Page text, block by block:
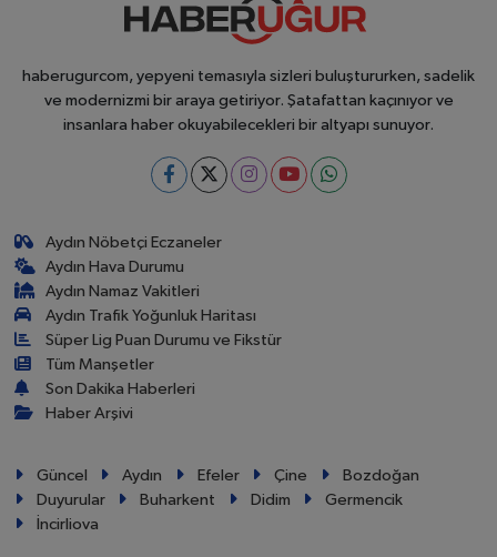
haberugurcom, yepyeni temasıyla sizleri buluştururken, sadelik
ve modernizmi bir araya getiriyor. Şatafattan kaçınıyor ve
insanlara haber okuyabilecekleri bir altyapı sunuyor.
Aydın Nöbetçi Eczaneler
Aydın Hava Durumu
Aydın Namaz Vakitleri
Aydın Trafik Yoğunluk Haritası
Süper Lig Puan Durumu ve Fikstür
Tüm Manşetler
Son Dakika Haberleri
Haber Arşivi
Güncel Aydın Efeler Çine
Bozdoğan
Duyurular
Buharkent Didim
Germencik
İncirliova